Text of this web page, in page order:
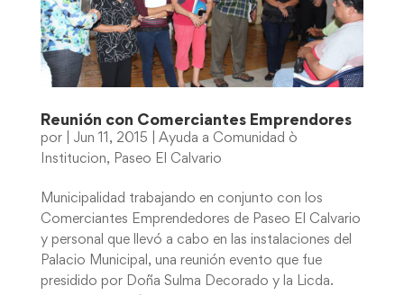
Reunión con Comerciantes Emprendores
por Jun 11, 2015
Ayuda a Comunidad ò
Institucion, Paseo El Calvario
Municipalidad trabajando en conjunto con los
Comerciantes Emprendedores de Paseo El Calvario
y personal que llevó a cabo en las instalaciones del
Palacio Municipal, una reunión evento que fue
presidido por Doña Sulma Decorado y la Licda.